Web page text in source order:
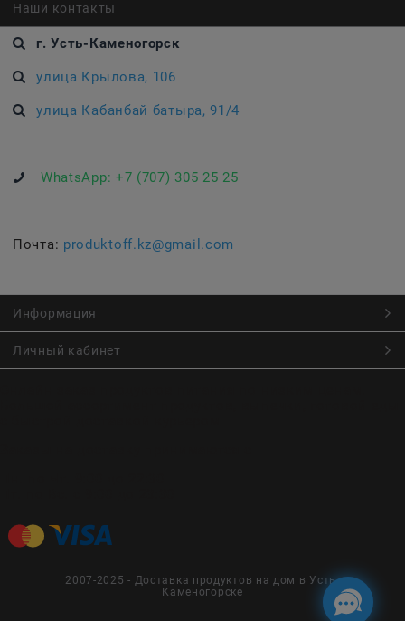
Наши контакты
г. Усть-Каменогорск
улица Крылова, 106
улица Кабанбай батыра, 91/4
WhatsApp: +7 (707) 305 25 25
Почта: produktoff.kz@gmail.com
Информация
Личный кабинет
2007-2025 - Доставка продуктов на дом в Усть-
Каменогорске